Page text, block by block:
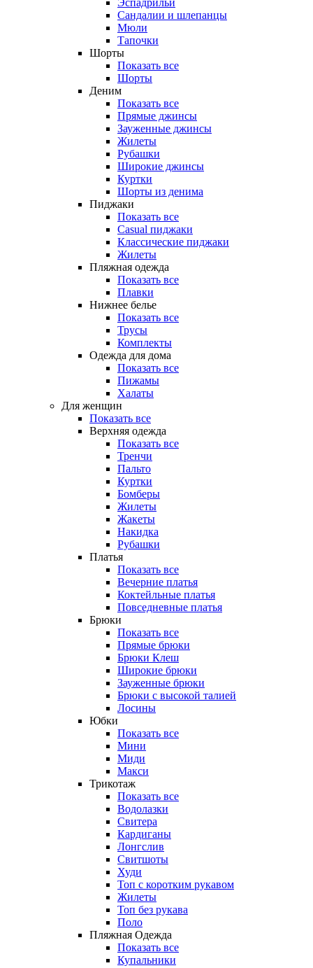
Эспадрильи
Сандалии и шлепанцы
Мюли
Тапочки
Шорты
Показать все
Шорты
Деним
Показать все
Прямые джинсы
Зауженные джинсы
Жилеты
Рубашки
Широкие джинсы
Куртки
Шорты из денима
Пиджаки
Показать все
Casual пиджаки
Классические пиджаки
Жилеты
Пляжная одежда
Показать все
Плавки
Нижнее белье
Показать все
Трусы
Комплекты
Одежда для дома
Показать все
Пижамы
Халаты
Для женщин
Показать все
Верхняя одежда
Показать все
Тренчи
Пальто
Куртки
Бомберы
Жилеты
Жакеты
Накидка
Рубашки
Платья
Показать все
Вечерние платья
Коктейльные платья
Повседневные платья
Брюки
Показать все
Прямые брюки
Брюки Клеш
Широкие брюки
Зауженные брюки
Брюки с высокой талией
Лосины
Юбки
Показать все
Мини
Миди
Макси
Трикотаж
Показать все
Водолазки
Свитера
Кардиганы
Лонгслив
Свитшоты
Худи
Топ с коротким рукавом
Жилеты
Топ без рукава
Поло
Пляжная Одежда
Показать все
Купальники